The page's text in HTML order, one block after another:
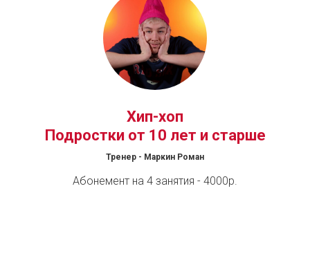
Хип-хоп
Подростки от 10 лет и старше
Тренер - Маркин Роман
Абонемент на 4 занятия - 4000р.